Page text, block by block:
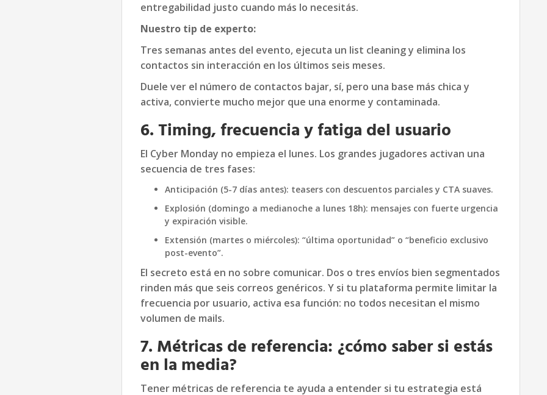
entregabilidad justo cuando más lo necesitás.
Nuestro tip de experto:
Tres semanas antes del evento, ejecuta un list cleaning y elimina los
contactos sin interacción en los últimos seis meses.
Duele ver el número de contactos bajar, sí, pero una base más chica y
activa, convierte mucho mejor que una enorme y contaminada.
6. Timing, frecuencia y fatiga del usuario
El Cyber Monday no empieza el lunes. Los grandes jugadores activan una
secuencia de tres fases:
Anticipación (5-7 días antes): teasers con descuentos parciales y CTA suaves.
Explosión (domingo a medianoche a lunes 18h): mensajes con fuerte urgencia
y expiración visible.
Extensión (martes o miércoles): “última oportunidad” o “beneficio exclusivo
post-evento”.
El secreto está en no sobre comunicar. Dos o tres envíos bien segmentados
rinden más que seis correos genéricos. Y si tu plataforma permite limitar la
frecuencia por usuario, activa esa función: no todos necesitan el mismo
volumen de mails.
7. Métricas de referencia: ¿cómo saber si estás
en la media?
Tener métricas de referencia te ayuda a entender si tu estrategia está